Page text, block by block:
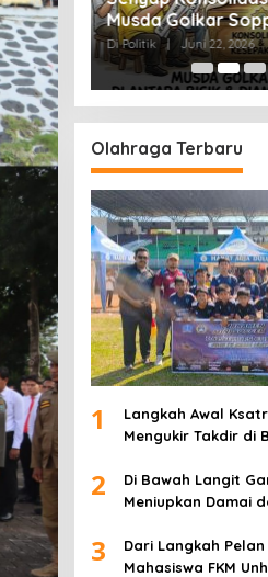
Musda Golkar
Di Politik | Juni 22, 2026
Olahraga Terbaru
1
Langkah Awal
Mengukir Takdir di
2
Di Bawah Langit
Meniupkan Damai
3
Dari Langkah
Mahasiswa FKM